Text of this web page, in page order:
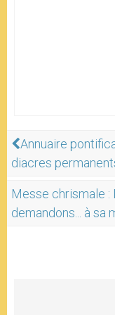
Annuaire
diacres
Messe chrismale :
demandons... à sa